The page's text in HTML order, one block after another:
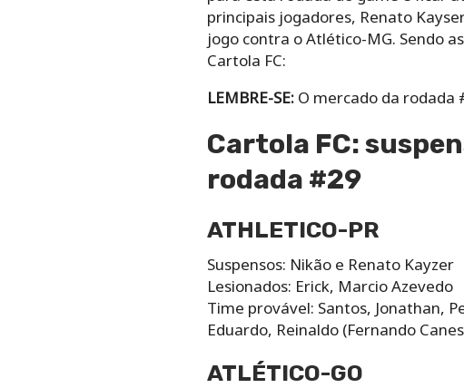
principais jogadores, Renato
jogo contra o Atlético-MG. Sendo
Cartola FC:
LEMBRE-SE:O mercado da rodada
Cartola FC:
rodada #29
ATHLETICO-PR
Suspensos: Nikão e Renato Kayzer
Lesionados: Erick, Marcio Azevedo
Time provável: Santos, Jonathan,
Eduardo, Reinaldo (Fernando
ATLÉTICO-GO